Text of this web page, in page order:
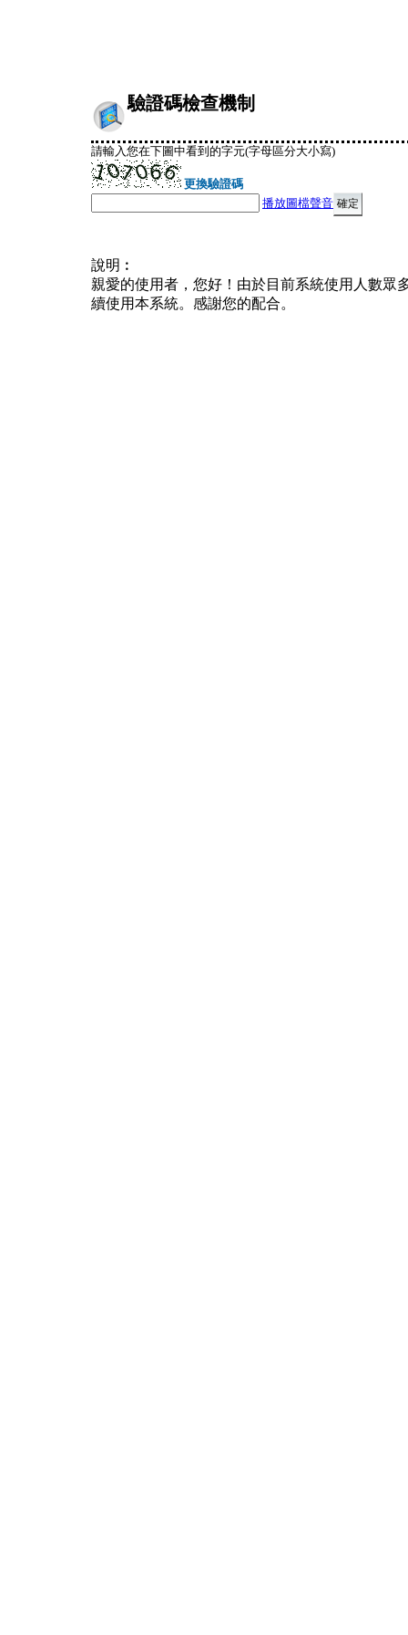
驗證碼檢查機制
請輸入您在下圖中看到的字元(字母區分大小寫)
更換驗證碼
播放圖檔聲音
說明︰
親愛的使用者，您好！由於目前系統使用人數眾
續使用本系統。感謝您的配合。